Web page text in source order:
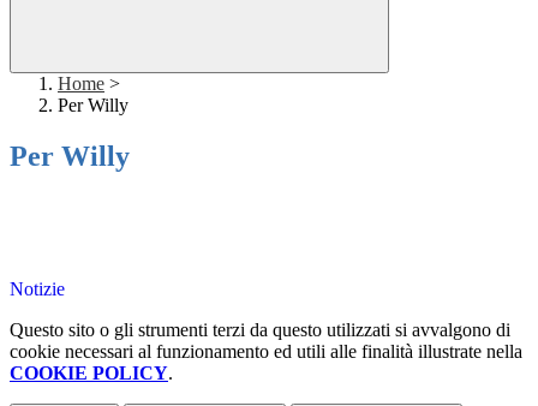
Home >
Per Willy
Per Willy
Notizie
Questo sito o gli strumenti terzi da questo utilizzati si avvalgono di
cookie necessari al funzionamento ed utili alle finalità illustrate nella
COOKIE POLICY.